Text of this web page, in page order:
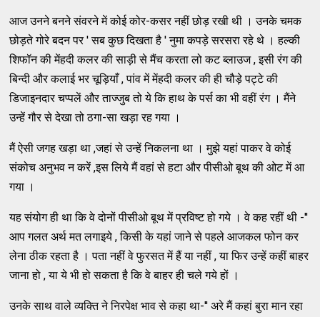
आज उनने बनने संवरने में कोई कोर-कसर नहीं छोड़ रखी थी । उनके चमक
छोड़ते गोरे बदन पर ' सब कुछ दिखता है ' नुमा कपड़े सरसरा रहे थे । हल्की
शिफॉन की मेंहदी कलर की साड़ी से मैंच करता लो कट ब्लाउज , इसी रंग की
बिन्दी और कलाई भर चूड़ियाँ , पांव में मेंहदी कलर की ही चौड़े पट्टे की
डिजाइनदार चप्पलें और ताज्जुब तो ये कि हाथ के पर्स का भी वहीं रंग । मैंने
उन्हें गौर से देखा तो ठगा-सा खड़ा रह गया ।
मैं ऐसी जगह खड़ा था ,जहां से उन्हें निकलना था । मुझे यहां पाकर वे कोई
संकोच अनुभव न करें ,इस लिये मैं वहां से हटा और पीसीओ बूथ की ओट में आ
गया ।
यह संयोग ही था कि वे दोनों पीसीओ बूथ में प्रविष्ट हो गये । वे कह रहीं थी -''
आप गलत अर्थ मत लगाइये , किसी के यहां जाने से पहले आजकल फोन कर
लेना ठीक रहता है । पता नहीं वे फुरसत में हैं या नहीं , या फिर उन्हें कहीं बाहर
जाना हो , या ये भी हो सकता है कि वे बाहर ही चले गये हों ।
उनके साथ वाले व्यक्ति ने निरपेक्ष भाव से कहा था-'' अरे मैं कहां बुरा मान रहा